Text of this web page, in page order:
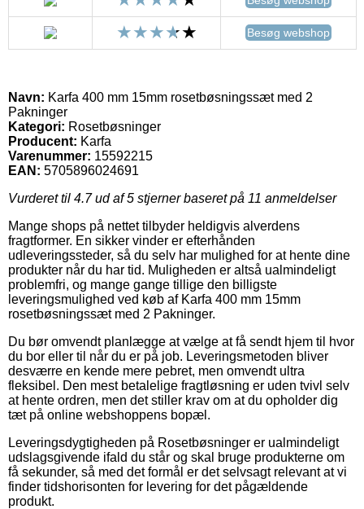
Besøg webshop
Navn: Karfa 400 mm 15mm rosetbøsningssæt med 2
Pakninger
Kategori: Rosetbøsninger
Producent: Karfa
Varenummer: 15592215
EAN: 5705896024691
Vurderet til 4.7ud af 5 stjerner baseret på 11 anmeldelser
Mange shops på nettet tilbyder heldigvis alverdens
fragtformer. En sikker vinder er efterhånden
udleveringssteder, så du selv har mulighed for at hente dine
produkter når du har tid. Muligheden er altså ualmindeligt
problemfri, og mange gange tillige den billigste
leveringsmulighed ved køb af Karfa 400 mm 15mm
rosetbøsningssæt med 2 Pakninger.
Du bør omvendt planlægge at vælge at få sendt hjem til hvor
du bor eller til når du er på job. Leveringsmetoden bliver
desværre en kende mere pebret, men omvendt ultra
fleksibel. Den mest betalelige fragtløsning er uden tvivl selv
at hente ordren, men det stiller krav om at du opholder dig
tæt på online webshoppens bopæl.
Leveringsdygtigheden på Rosetbøsninger er ualmindeligt
udslagsgivende ifald du står og skal bruge produkterne om
få sekunder, så med det formål er det selvsagt relevant at vi
finder tidshorisonten for levering for det pågældende
produkt.